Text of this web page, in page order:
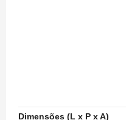
Dimensões (L x P x A)